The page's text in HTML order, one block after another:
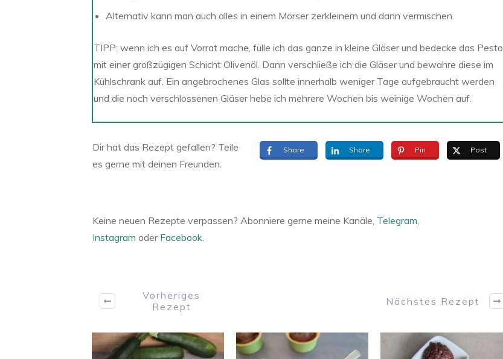
Alternativ kann man auch alles in einem Mörser zerkleinern und dann vermischen.
TIPP: wenn ich es auf Vorrat mache, fülle ich das ganze in kleine Gläser und bedecke das Pesto
mit einer großzügigen Schicht Olivenöl. Dann verschließe ich die Gläser und bewahre diese im
Kühlschrank auf. Ein angebrochenes Glas sollte innerhalb weniger Tage aufgebraucht werden
und die noch verschlossenen Gläser hebe ich mehrere Wochen bis weinige Wochen auf.
Dir hat das Rezept gefallen? Teile
es gerne mit deinen Freunden.
Share Share Pin Post
Keine neuen Rezepte verpassen? Abonniere gerne meine Kanäle, Telegram,
Instagram oder Facebook.
Vorheriges
Rezept
Nächstes Rezept